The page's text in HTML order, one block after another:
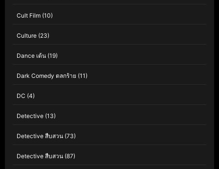
Cult Film (10)
Culture (23)
Dance เต้น (19)
Dark Comedy ตลกร้าย (11)
DC (4)
Detective (13)
Detective สืบสวน (73)
Detective สืบสวน (87)